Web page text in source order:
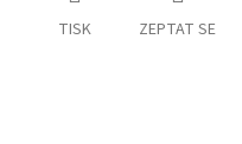
TISK ZEPTAT SE